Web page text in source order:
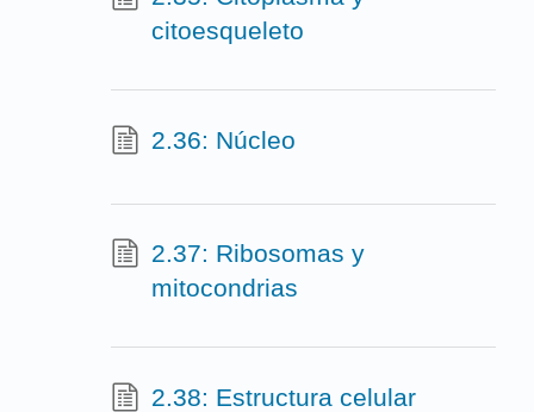
citoesqueleto
2.36: Núcleo
2.37: Ribosomas y
mitocondrias
2.38: Estructura celular